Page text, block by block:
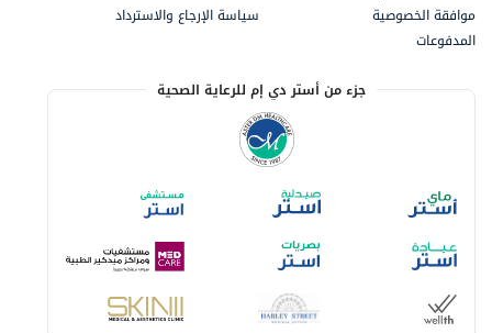
موافقة الخصوصية
سياسة الإرجاع والاسترداد
المدفوعات
جزء من أستر دي إم للرعاية الصحية